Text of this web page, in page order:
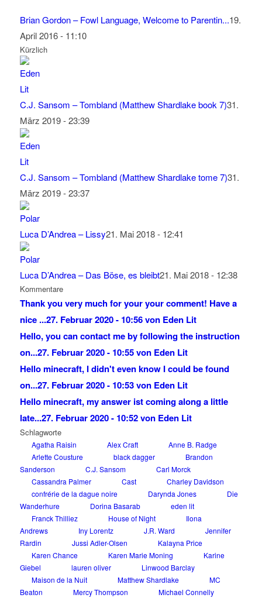
Brian Gordon – Fowl Language, Welcome to Parentin...19.
April 2016 - 11:10
Kürzlich
C.J. Sansom – Tombland (Matthew Shardlake book 7)31.
März 2019 - 23:39
C.J. Sansom – Tombland (Matthew Shardlake tome 7)31.
März 2019 - 23:37
Luca D’Andrea – Lissy21. Mai 2018 - 12:41
Luca D’Andrea – Das Böse, es bleibt21. Mai 2018 - 12:38
Kommentare
Thank you very much for your your comment! Have a
nice ...27. Februar 2020 - 10:56 von Eden Lit
Hello, you can contact me by following the instruction
on...27. Februar 2020 - 10:55 von Eden Lit
Hello minecraft, I didn't even know I could be found
on...27. Februar 2020 - 10:53 von Eden Lit
Hello minecraft, my answer ist coming along a little
late...27. Februar 2020 - 10:52 von Eden Lit
Schlagworte
Agatha Raisin Alex Craft
Anne B. Radge
Arlette Cousture
black dagger
Brandon
Sanderson
C.J. Sansom
Carl Morck
Cassandra Palmer
Cast
Charley Davidson
confrérie de la dague noire
Darynda Jones
Die
Wanderhure
Dorina Basarab
eden lit
Franck Thilliez
House of Night
Ilona
Andrews
Iny Lorentz J.R. Ward
Jennifer
Rardin
Jussi Adler-Olsen
Kalayna Price
Karen Chance
Karen Marie Moning
Karine
Giebel
lauren oliver
Linwood Barclay
Maison de la Nuit
Matthew Shardlake
MC
Beaton
Mercy Thompson
Michael Connelly